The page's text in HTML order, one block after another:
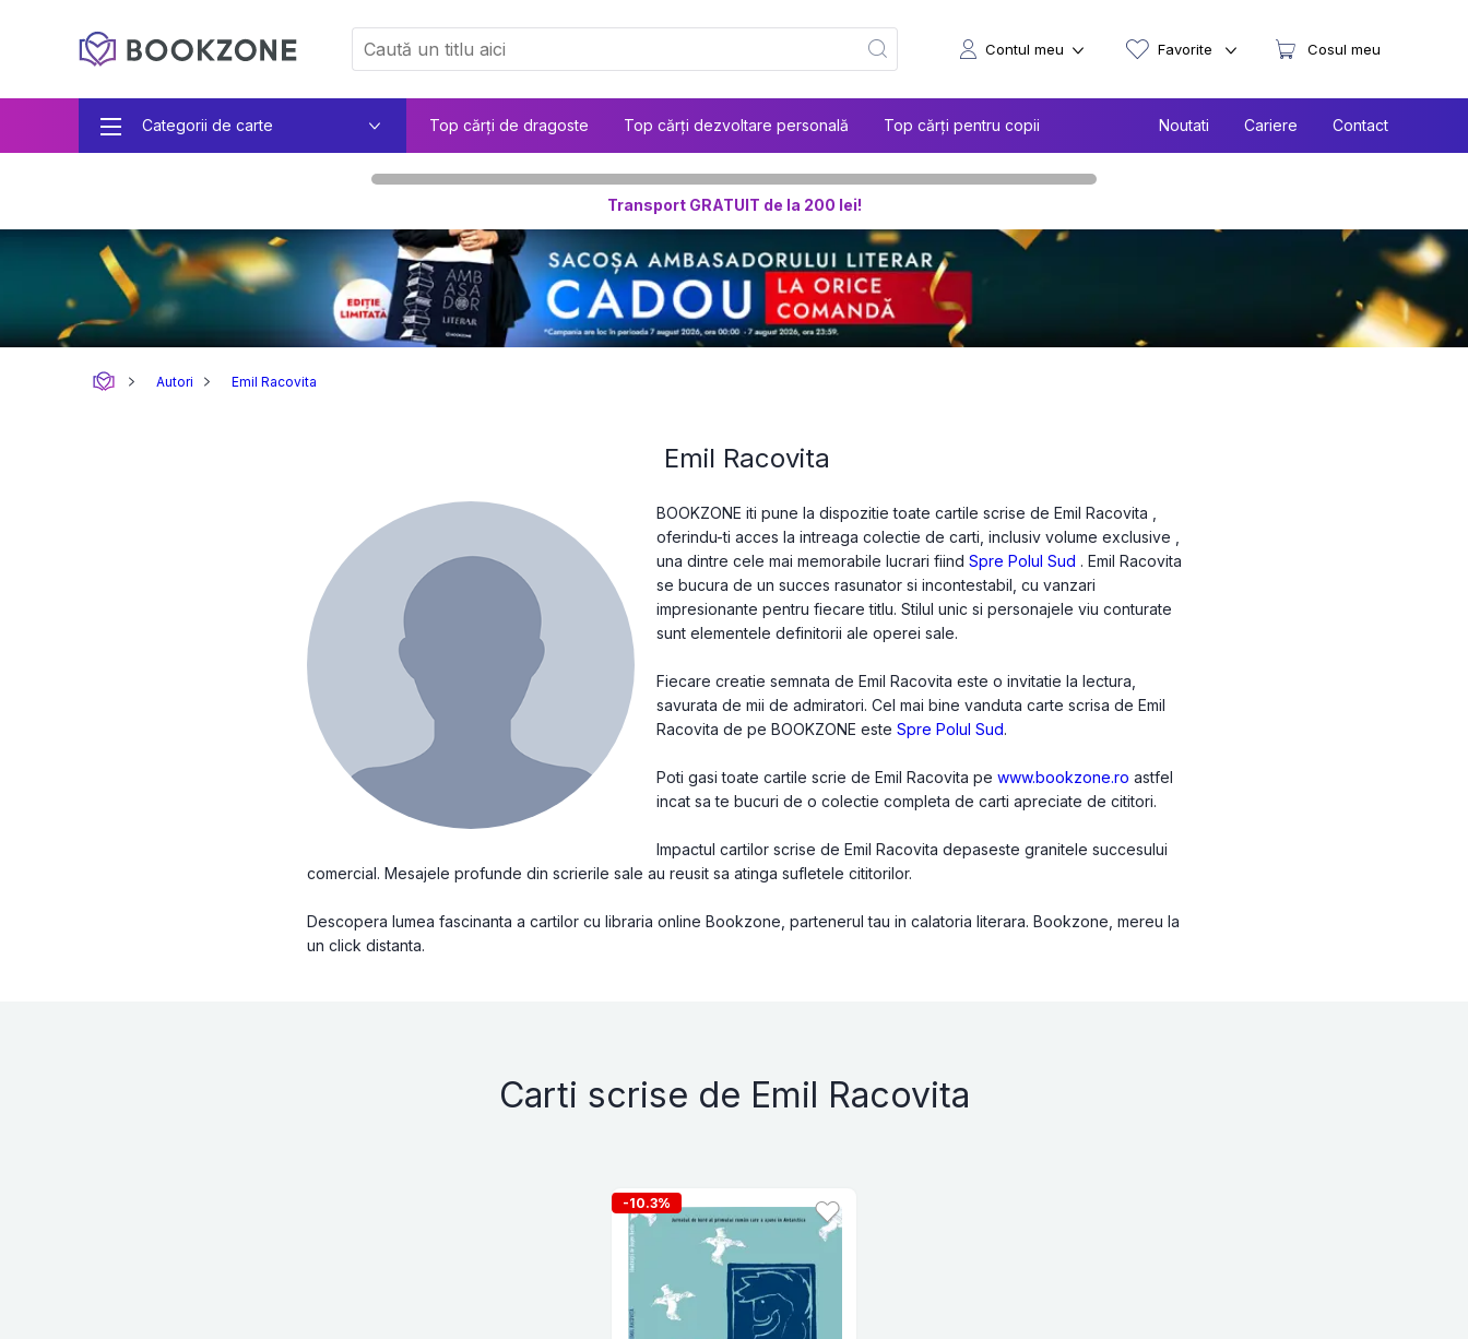
Categorii de carte Top cărți de dragoste Top cărți dezvoltare personală Top cărți pentru copii Noutati Cariere Contact
Contul meu Favorite Cosul meu
Transport GRATUIT de la 200 lei!
Autori Emil Racovita
Emil Racovita
BOOKZONE iti pune la dispozitie toate cartile scrise de Emil Racovita ,
oferindu-ti acces la intreaga colectie de carti, inclusiv volume exclusive ,
una dintre cele mai memorabile lucrari fiindSpre Polul Sud . Emil Racovita
se bucura de un succes rasunator si incontestabil, cu vanzari
impresionante pentru fiecare titlu. Stilul unic si personajele viu conturate
sunt elementele definitorii ale operei sale.
Fiecare creatie semnata de Emil Racovita este o invitatie la lectura,
savurata de mii de admiratori. Cel mai bine vanduta carte scrisa de Emil
Racovita de pe BOOKZONE esteSpre Polul Sud.
Poti gasi toate cartile scrie de Emil Racovita pewww.bookzone.ro astfel
incat sa te bucuri de o colectie completa de carti apreciate de cititori.
Impactul cartilor scrise de Emil Racovita depaseste granitele succesului
comercial. Mesajele profunde din scrierile sale au reusit sa atinga sufletele cititorilor.
Descopera lumea fascinanta a cartilor cu libraria online Bookzone, partenerul tau in calatoria literara. Bookzone, mereu la
un click distanta.
Carti scrise de Emil Racovita
-10.3%